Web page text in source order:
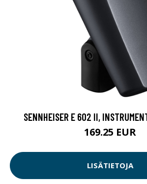
SENNHEISER E 602 II,
169.25 EUR
LISÄTIETOJA